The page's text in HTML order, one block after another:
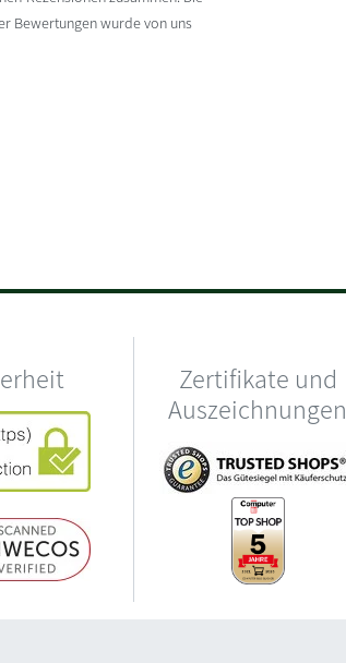
Bewertungen wurde von uns
Zertifikate und
Auszeichnungen